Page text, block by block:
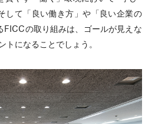
して「良い働き方」や「良い企業の
FICCの取り組みは、ゴールが見えな
トになることでしょう。